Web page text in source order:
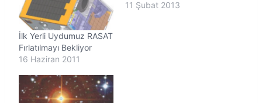
İlk Yerli Uydumuz RASAT
Fırlatılmayı Bekliyor
16 Haziran 2011
11 Şubat 2013